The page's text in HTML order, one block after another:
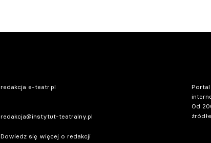
redakcja e-teatr.pl
redakcja@instytut-teatralny.pl
Dowiedz się więcej o redakcji
Od